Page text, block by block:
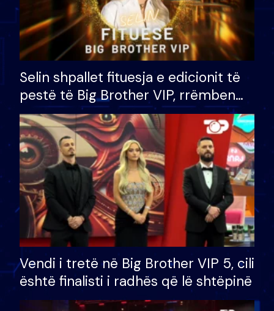
Selin shpallet fituesja e edicionit të
pestë të Big Brother VIP, rrëmben
çmimin e madh prej 100 mijë eurosh
Vendi i tretë në Big Brother VIP 5, cili
është finalisti i radhës që lë shtëpinë